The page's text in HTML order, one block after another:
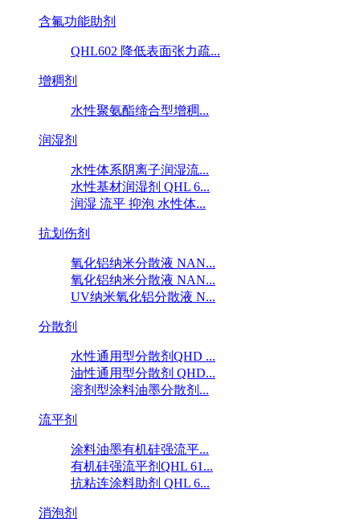
含氟功能助剂
QHL602 降低表面张力疏...
增稠剂
水性聚氨酯缔合型增稠...
润湿剂
水性体系阴离子润湿流...
水性基材润湿剂 QHL 6...
润湿 流平 抑泡 水性体...
抗划伤剂
氧化铝纳米分散液 NAN...
氧化铝纳米分散液 NAN...
UV纳米氧化铝分散液 N...
分散剂
水性通用型分散剂QHD ...
油性通用型分散剂 QHD...
溶剂型涂料油墨分散剂...
流平剂
涂料油墨有机硅强流平...
有机硅强流平剂QHL 61...
抗粘连涂料助剂 QHL 6...
消泡剂